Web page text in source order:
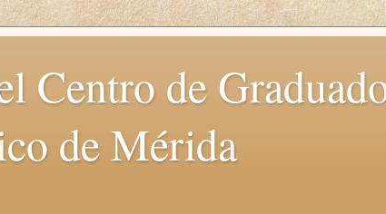
Centro de
de Mérida